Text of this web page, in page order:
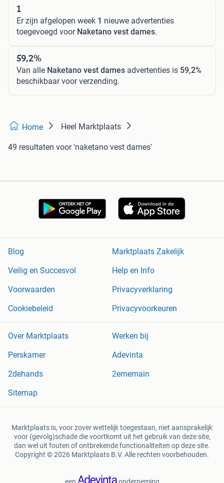
1
Er zijn afgelopen week 1 nieuwe advertenties
toegevoegd voor Naketano vest dames.
59,2%
Van alle Naketano vest dames advertenties is 59,2%
beschikbaar voor verzending.
Home Heel Marktplaats
49 resultaten voor 'naketano vest dames'
Blog
Marktplaats Zakelijk
Veilig en Succesvol
Help en Info
Voorwaarden
Privacyverklaring
Cookiebeleid
Privacyvoorkeuren
Over Marktplaats
Werken bij
Perskamer
Adevinta
2dehands
2ememain
Sitemap
Marktplaats is, voor zover wettelijk toegestaan, niet aansprakelijk
voor (gevolg)schade die voortkomt uit het gebruik van deze site,
dan wel uit fouten of ontbrekende functionaliteiten op deze site.
Copyright © 2026 Marktplaats B.V. Alle rechten voorbehouden.